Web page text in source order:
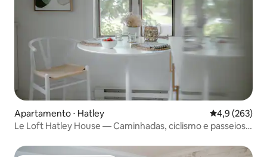
Apartamento ⋅ Hatley 4,9 de uma
4,9 (263)
Le Loft Hatley House — Caminhadas, ciclismo e passeios